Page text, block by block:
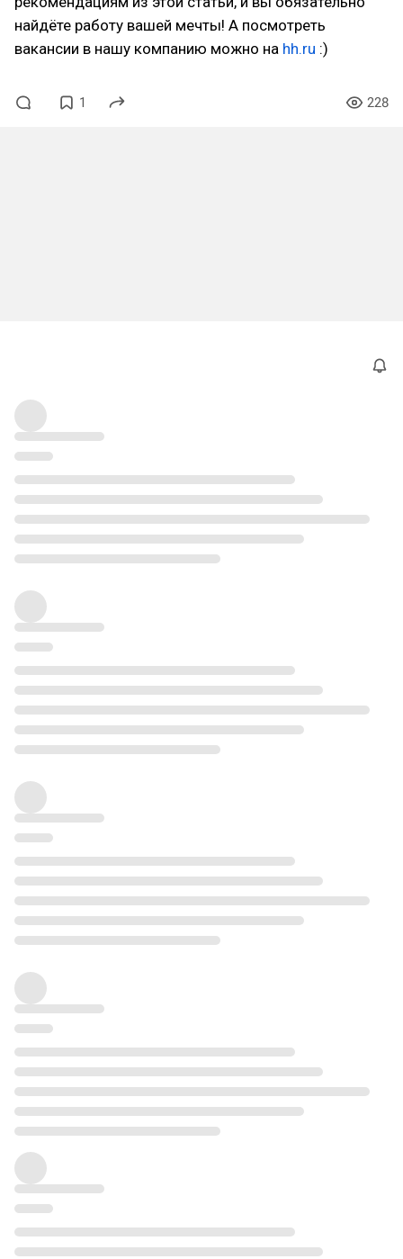
найдёте работу вашей мечты! А посмотреть
вакансии в нашу компанию можно на hh.ru :)
1 228